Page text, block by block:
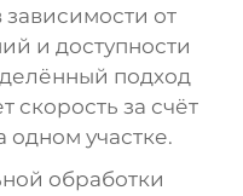
от
и доступности
подход
скорость за счёт
одном участке.
обработки